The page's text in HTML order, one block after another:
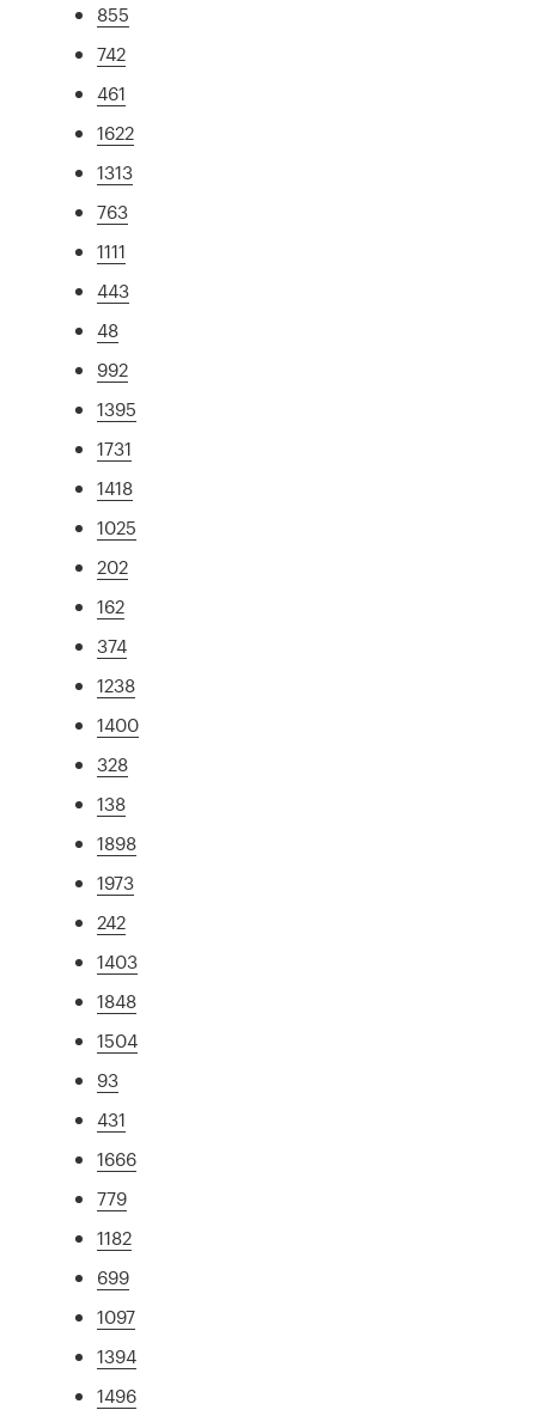
855
742
461
1622
1313
763
1111
443
48
992
1395
1731
1418
1025
202
162
374
1238
1400
328
138
1898
1973
242
1403
1848
1504
93
431
1666
779
1182
699
1097
1394
1496